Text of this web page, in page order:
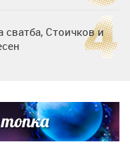
Стоичков и
ВИП гостите на